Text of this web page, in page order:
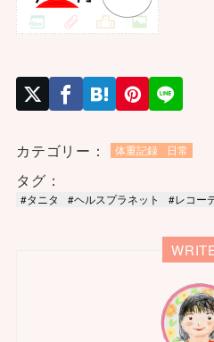
カテゴリー： 体重記録 日常
タグ：
#タニタ #ヘルスプラネット #レコー